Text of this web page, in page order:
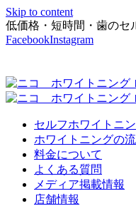
Skip to content
低価格・短時間・歯のセ
FacebookInstagram
セルフホワイトニ
ホワイトニングの
料金について
よくある質問
メディア掲載情報
店舗情報